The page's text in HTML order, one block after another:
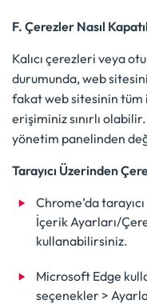
F. Çerezler Nasıl
Kalıcı çerezleri veya
durumunda, web
fakat web sitesinin
erişiminiz sınırlı
yönetim panelinden
Tarayıcı Üzerinden
Chrome’da
İçerik Ayarları/
kullanabilirsiniz.
Microsoft Edge
seçenekler >